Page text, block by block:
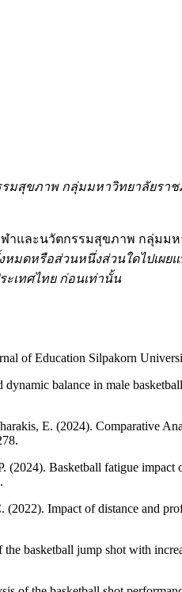
สุขภาพ กลุ่มมหาวิทยาลัยรา
าและนวัตกรรมสุขภาพ กลุ่มม
มดหรือส่วนหนึ่งส่วนใดไปเผ
เทศไทย ก่อนเท่านั้น
of Education Silpakorn
balance in male
E. (2024). Comparative
Basketball fatigue impact
Impact of distance and
basketball jump shot with